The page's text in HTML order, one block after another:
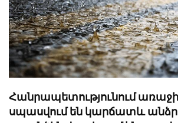
Հանրապետությունում
սպասվում են կարճատև